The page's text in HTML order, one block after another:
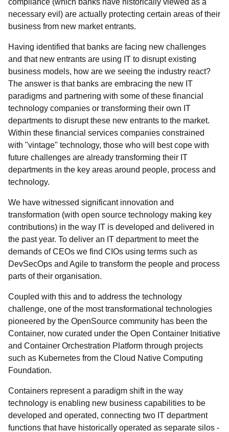
compliance (which banks have historically viewed as a
necessary evil) are actually protecting certain areas of their
business from new market entrants.
Having identified that banks are facing new challenges
and that new entrants are using IT to disrupt existing
business models, how are we seeing the industry react?
The answer is that banks are embracing the new IT
paradigms and partnering with some of these financial
technology companies or transforming their own IT
departments to disrupt these new entrants to the market.
Within these financial services companies constrained
with "vintage" technology, those who will best cope with
future challenges are already transforming their IT
departments in the key areas around people, process and
technology.
We have witnessed significant innovation and
transformation (with open source technology making key
contributions) in the way IT is developed and delivered in
the past year. To deliver an IT department to meet the
demands of CEOs we find CIOs using terms such as
DevSecOps and Agile to transform the people and process
parts of their organisation.
Coupled with this and to address the technology
challenge, one of the most transformational technologies
pioneered by the OpenSource community has been the
Container, now curated under the Open Container Initiative
and Container Orchestration Platform through projects
such as Kubernetes from the Cloud Native Computing
Foundation.
Containers represent a paradigm shift in the way
technology is enabling new business capabilities to be
developed and operated, connecting two IT department
functions that have historically operated as separate silos -